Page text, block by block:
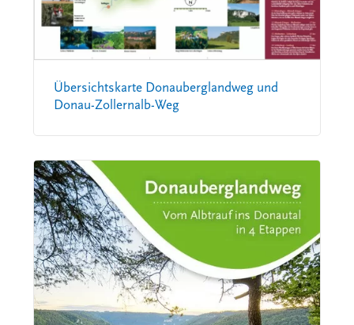
Übersichtskarte Donauberglandweg und
Donau-Zollernalb-Weg